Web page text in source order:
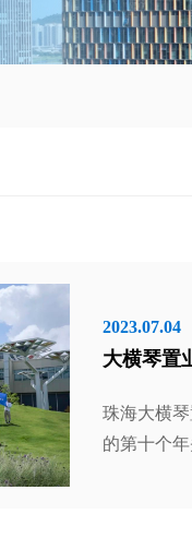
2023.07.04
大横琴置
珠海大横
的第十个